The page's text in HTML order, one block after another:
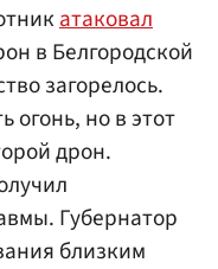
атаковал
в Белгородской
загорелось.
но в этот
дрон.
Губернатор
близким